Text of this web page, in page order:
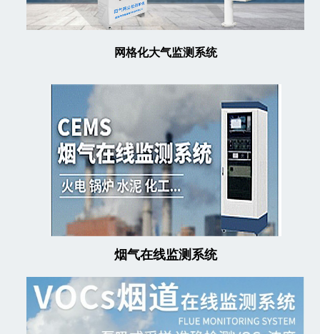
网格化大气监测系统
烟气在线监测系统